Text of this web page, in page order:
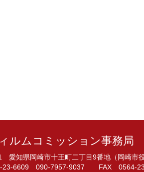
ルムコミッション事務局
愛知県岡崎市十王町二丁目9番地（岡崎市
23-6609 090-7957-9037 FAX 0564-